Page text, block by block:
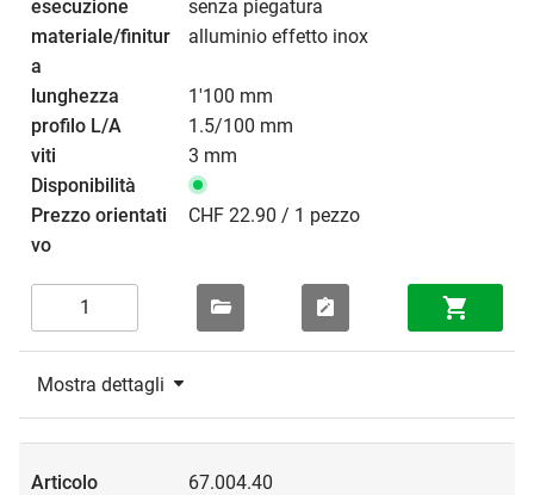
senza piegatura
alluminio effetto inox
1'100 mm
1.5/100 mm
3 mm
CHF 22.90 / 1 pezzo
Mostra dettagli
67.004.40